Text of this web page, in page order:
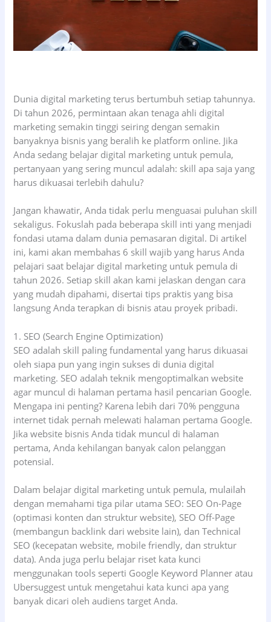
Dunia digital marketing terus bertumbuh setiap tahunnya.
Di tahun 2026, permintaan akan tenaga ahli digital
marketing semakin tinggi seiring dengan semakin
banyaknya bisnis yang beralih ke platform online. Jika
Anda sedang belajar digital marketing untuk pemula,
pertanyaan yang sering muncul adalah: skill apa saja yang
harus dikuasai terlebih dahulu?
Jangan khawatir, Anda tidak perlu menguasai puluhan skill
sekaligus. Fokuslah pada beberapa skill inti yang menjadi
fondasi utama dalam dunia pemasaran digital. Di artikel
ini, kami akan membahas 6 skill wajib yang harus Anda
pelajari saat belajar digital marketing untuk pemula di
tahun 2026. Setiap skill akan kami jelaskan dengan cara
yang mudah dipahami, disertai tips praktis yang bisa
langsung Anda terapkan di bisnis atau proyek pribadi.
1. SEO (Search Engine Optimization)
SEO adalah skill paling fundamental yang harus dikuasai
oleh siapa pun yang ingin sukses di dunia digital
marketing. SEO adalah teknik mengoptimalkan website
agar muncul di halaman pertama hasil pencarian Google.
Mengapa ini penting? Karena lebih dari 70% pengguna
internet tidak pernah melewati halaman pertama Google.
Jika website bisnis Anda tidak muncul di halaman
pertama, Anda kehilangan banyak calon pelanggan
potensial.
Dalam belajar digital marketing untuk pemula, mulailah
dengan memahami tiga pilar utama SEO: SEO On-Page
(optimasi konten dan struktur website), SEO Off-Page
(membangun backlink dari website lain), dan Technical
SEO (kecepatan website, mobile friendly, dan struktur
data). Anda juga perlu belajar riset kata kunci
menggunakan tools seperti Google Keyword Planner atau
Ubersuggest untuk mengetahui kata kunci apa yang
banyak dicari oleh audiens target Anda.